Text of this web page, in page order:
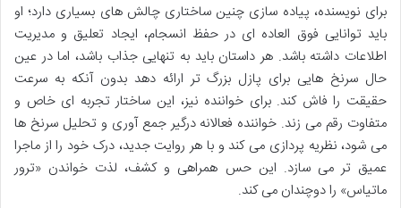
برای نویسنده، پیاده سازی چنین ساختاری چالش های بسیاری دارد؛ او
باید توانایی فوق العاده ای در حفظ انسجام، ایجاد تعلیق و مدیریت
اطلاعات داشته باشد. هر داستان باید به تنهایی جذاب باشد، اما در عین
حال سرنخ هایی برای پازل بزرگ تر ارائه دهد بدون آنکه به سرعت
حقیقت را فاش کند. برای خواننده نیز، این ساختار تجربه ای خاص و
متفاوت رقم می زند. خواننده فعالانه درگیر جمع آوری و تحلیل سرنخ ها
می شود، نظریه پردازی می کند و با هر روایت جدید، درک خود را از ماجرا
عمیق تر می سازد. این حس همراهی و کشف، لذت خواندن «ترور
ماتیاس» را دوچندان می کند.